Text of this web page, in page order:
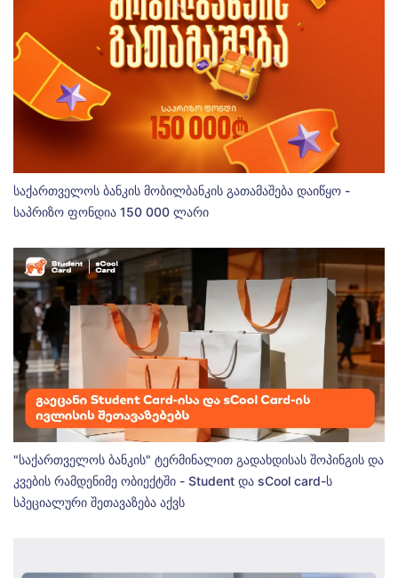
საქართველოს ბანკის მობილბანკის გათამაშება დაიწყო -
საპრიზო ფონდია 150 000 ლარი
"საქართველოს ბანკის" ტერმინალით გადახდისას შოპინგის და
კვების რამდენიმე ობიექტში - Student და sCool card-ს
სპეციალური შეთავაზება აქვს